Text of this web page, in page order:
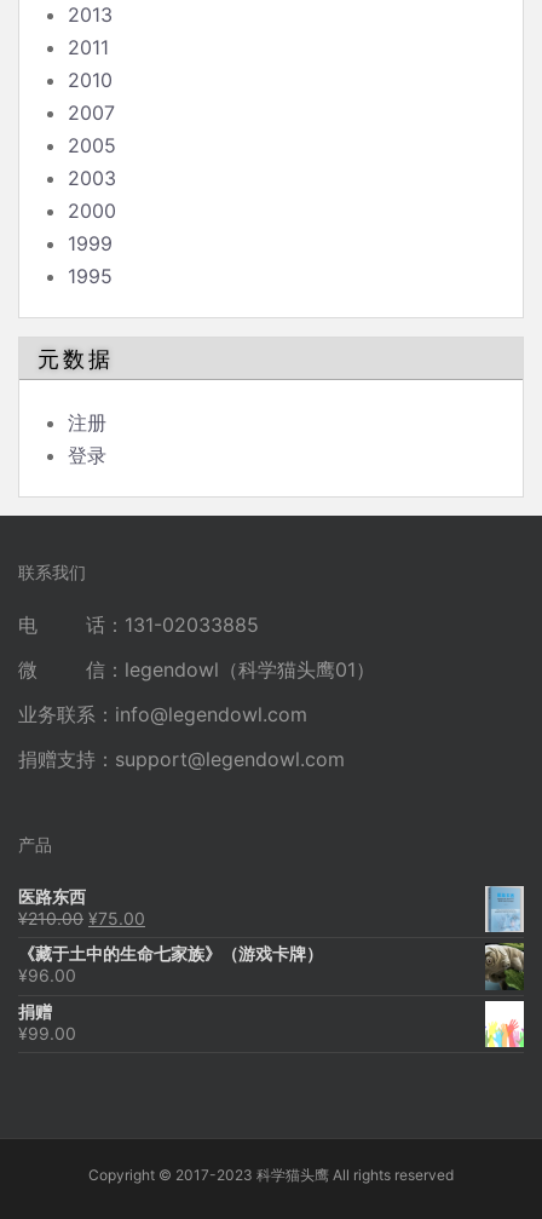
2013
2011
2010
2007
2005
2003
2000
1999
1995
元数据
注册
登录
联系我们
电 话：131-02033885
微 信：legendowl（科学猫头鹰01）
业务联系： info@legendowl.com
捐赠支持： support@legendowl.com
产品
医路东西
¥210.00 原
为：
¥75.00
价
《藏于土中的生命七家族》（游戏卡牌）
¥96.00
捐赠
¥99.00
Copyright © 2017-2023 科学猫头鹰 All rights reserved